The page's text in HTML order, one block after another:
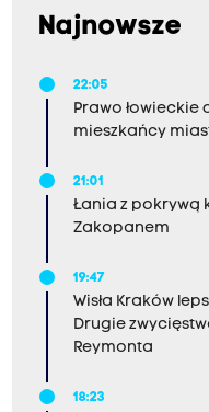
Najnowsze
22:05
Prawo
mieszkańcy
21:01
Łania z pokrywą
Zakopanem
19:47
Wisła Kraków
Drugie
Reymonta
18:23